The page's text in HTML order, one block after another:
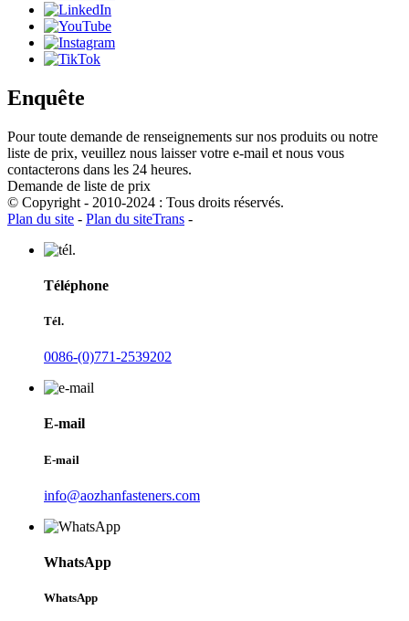
Enquête
Pour toute demande de renseignements sur nos produits ou notre
liste de prix, veuillez nous laisser votre e-mail et nous vous
contacterons dans les 24 heures.
Demande de liste de prix
© Copyright - 2010-2024 : Tous droits réservés.
Plan du site - Plan du siteTrans -
Téléphone
Tél.
0086-(0)771-2539202
E-mail
E-mail
info@aozhanfasteners.com
WhatsApp
WhatsApp